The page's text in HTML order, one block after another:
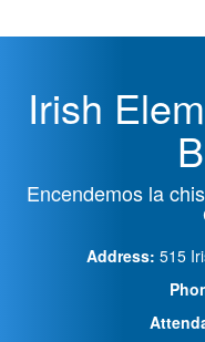
Irish
Encendemos la
Address: 515